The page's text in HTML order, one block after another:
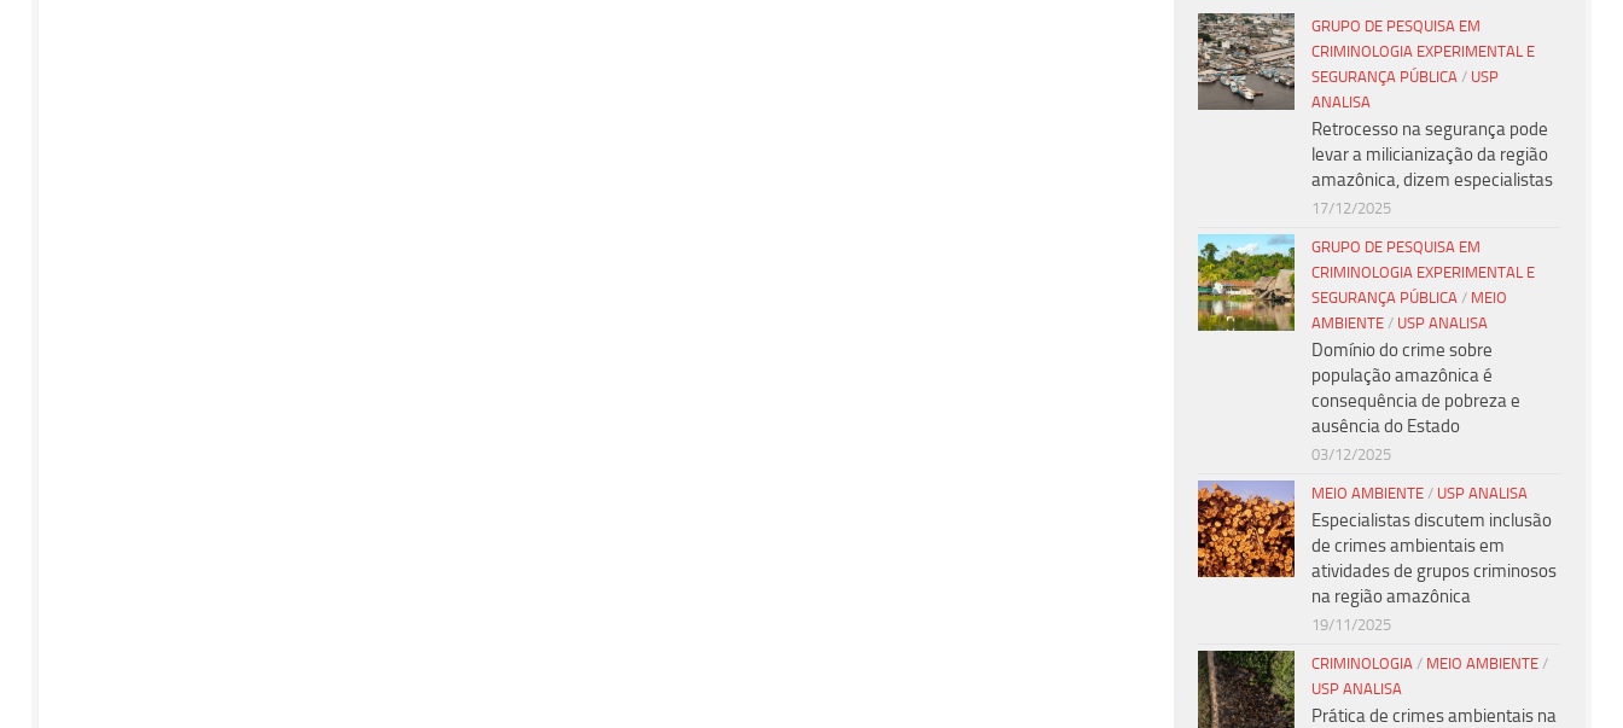
GRUPO DE PESQUISA EM
CRIMINOLOGIA EXPERIMENTAL E
SEGURANÇA PÚBLICA / USP
ANALISA
Retrocesso na segurança pode
levar a milicianização da região
amazônica, dizem especialistas
17/12/2025
GRUPO DE PESQUISA EM
CRIMINOLOGIA EXPERIMENTAL E
SEGURANÇA PÚBLICA / MEIO
AMBIENTE / USP ANALISA
Domínio do crime sobre
população amazônica é
consequência de pobreza e
ausência do Estado
03/12/2025
MEIO AMBIENTE / USP ANALISA
Especialistas discutem inclusão
de crimes ambientais em
atividades de grupos criminosos
na região amazônica
19/11/2025
CRIMINOLOGIA / MEIO AMBIENTE /
USP ANALISA
Prática de crimes ambientais na